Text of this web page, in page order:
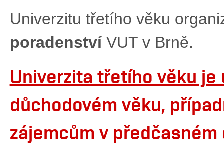
Univerzitu třetího věku
poradenství VUT v Brně.
Univerzita třetího věku
důchodovém věku,
zájemcům v